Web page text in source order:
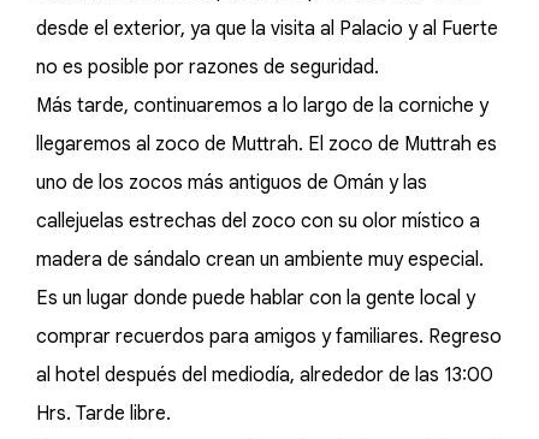
desde el exterior, ya que la visita al Palacio y al Fuerte
no es posible por razones de seguridad.
Más tarde, continuaremos a lo largo de la corniche y
llegaremos al zoco de Muttrah. El zoco de Muttrah es
uno de los zocos más antiguos de Omán y las
callejuelas estrechas del zoco con su olor místico a
madera de sándalo crean un ambiente muy especial.
Es un lugar donde puede hablar con la gente local y
comprar recuerdos para amigos y familiares. Regreso
al hotel después del mediodía, alrededor de las 13:00
Hrs. Tarde libre.